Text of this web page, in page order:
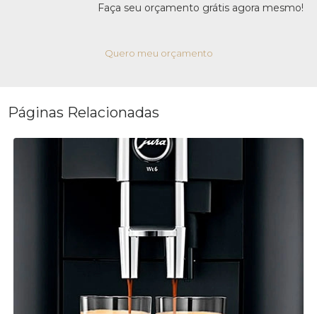
Faça seu orçamento grátis agora mesmo!
Quero meu orçamento
Páginas Relacionadas